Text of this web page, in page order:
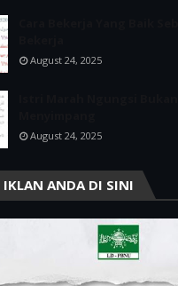
August 24, 2025
August 24, 2025
IKLAN ANDA DI SINI